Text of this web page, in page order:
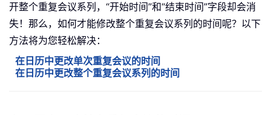
开整个重复会议系列，“开始时间”和“结束时间”字段却会消
失！那么，如何才能修改整个重复会议系列的时间呢？以下
方法将为您轻松解决：
在日历中更改单次重复会议的时间
在日历中更改整个重复会议系列的时间